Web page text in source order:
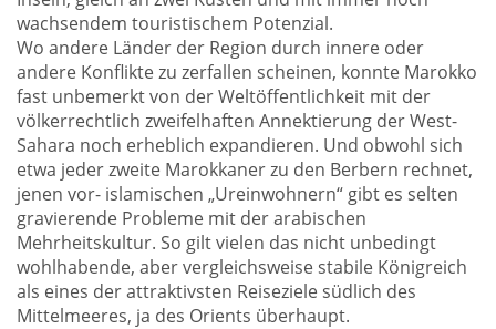
wachsendem touristischem Potenzial.
Wo andere Länder der Region durch innere oder
andere Konflikte zu zerfallen scheinen, konnte Marokko
fast unbemerkt von der Weltöffentlichkeit mit der
völkerrechtlich zweifelhaften Annektierung der West-
Sahara noch erheblich expandieren. Und obwohl sich
etwa jeder zweite Marokkaner zu den Berbern rechnet,
jenen vor- islamischen „Ureinwohnern“ gibt es selten
gravierende Probleme mit der arabischen
Mehrheitskultur. So gilt vielen das nicht unbedingt
wohlhabende, aber vergleichsweise stabile Königreich
als eines der attraktivsten Reiseziele südlich des
Mittelmeeres, ja des Orients überhaupt.